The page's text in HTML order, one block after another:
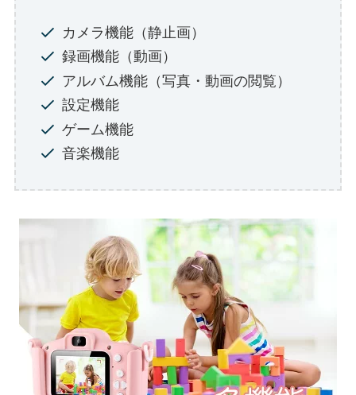
カメラ機能（静止画）
録画機能（動画）
アルバム機能（写真・動画の閲覧）
設定機能
ゲーム機能
音楽機能